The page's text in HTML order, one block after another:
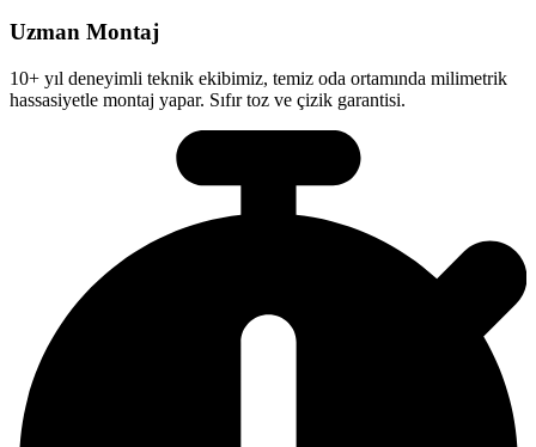
Uzman Montaj
10+ yıl deneyimli teknik ekibimiz, temiz oda ortamında milimetrik
hassasiyetle montaj yapar. Sıfır toz ve çizik garantisi.